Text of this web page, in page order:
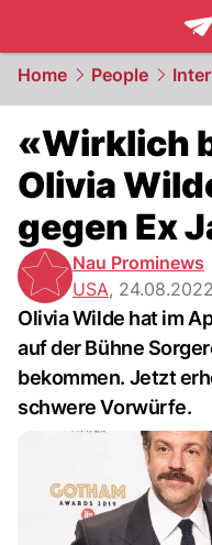
Home People
«Wirklich
Olivia
gegen Ex
Nau Prominews
USA,
Olivia Wilde hat im
auf der Bühne
bekommen. Jetzt
schwere Vorwürfe.